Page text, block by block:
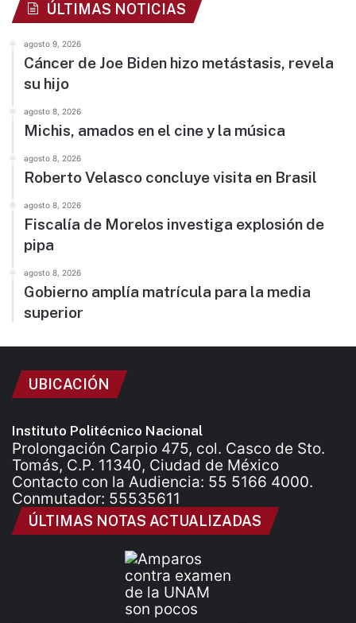
ÚLTIMAS NOTICIAS
agosto 9, 2026
Cáncer de Joe Biden hizo metástasis, revela
su hijo
agosto 8, 2026
Michis, amados en el cine y la música
agosto 8, 2026
Roberto Velasco concluye visita en Brasil
agosto 8, 2026
Fiscalía de Morelos investiga explosión de
pipa
agosto 8, 2026
Gobierno amplía matrícula para la media
superior
UBICACIÓN
Instituto Politécnico Nacional
Prolongación Carpio 475, col. Casco de Sto.
Tomás, C.P. 11340, Ciudad de México
Contacto con la Audiencia: 55 5166 4000.
Conmutador: 55535611
ÚLTIMAS NOTAS ACTUALIZADAS